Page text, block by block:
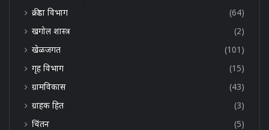
क्रीडा विभाग
(64)
खगोल शास्त्र
(2)
खेळजगत
(101)
गृह विभाग
(15)
ग्रामविकास
(43)
ग्राहक हित
(3)
चिंतन
(5)